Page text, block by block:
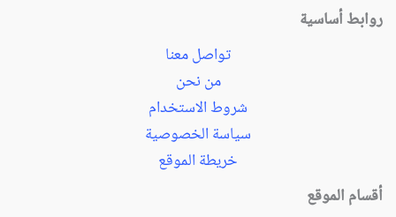
روابط أساسية
تواصل معنا
من نحن
شروط الاستخدام
سياسة الخصوصية
خريطة الموقع
أقسام الموقع